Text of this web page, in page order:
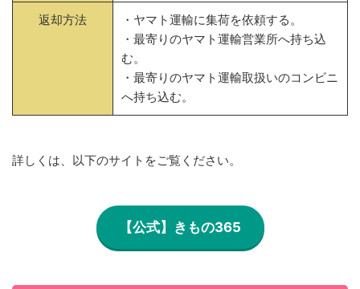
返却方法
・ヤマト運輸に集荷を依頼する。
・最寄りのヤマト運輸営業所へ持ち込
む。
・最寄りのヤマト運輸取扱いのコンビニ
へ持ち込む。
詳しくは、以下のサイトをご覧ください。
【公式】きもの365